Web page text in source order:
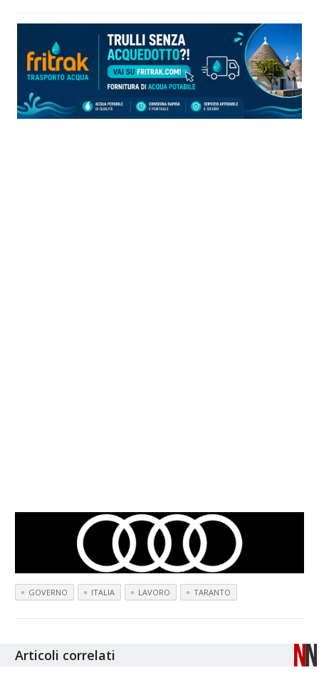
GOVERNO ITALIA LAVORO TARANTO
Articoli correlati